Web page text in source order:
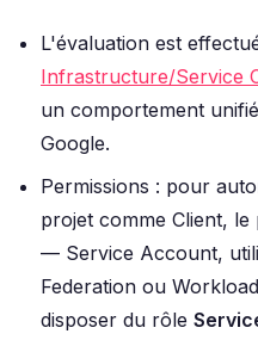
L'évaluation est
Infrastructure/Service
un comportement
Google.
Permissions : pour
projet comme Client,
— Service Account,
Federation ou
disposer du rôle